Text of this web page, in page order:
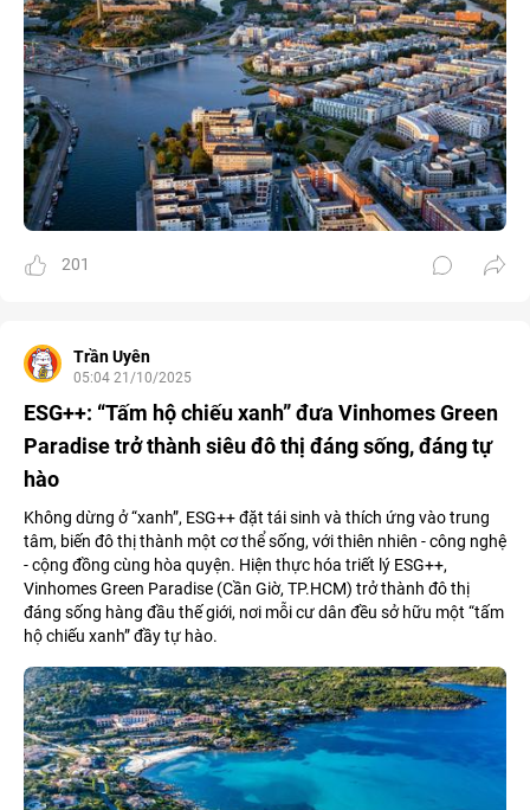
201
Trần Uyên
05:04 21/10/2025
ESG++: “Tấm hộ chiếu xanh” đưa Vinhomes Green
Paradise trở thành siêu đô thị đáng sống, đáng tự
hào
Không dừng ở “xanh”, ESG++ đặt tái sinh và thích ứng vào trung
tâm, biến đô thị thành một cơ thể sống, với thiên nhiên - công nghệ
- cộng đồng cùng hòa quyện. Hiện thực hóa triết lý ESG++,
Vinhomes Green Paradise (Cần Giờ, TP.HCM) trở thành đô thị
đáng sống hàng đầu thế giới, nơi mỗi cư dân đều sở hữu một “tấm
hộ chiếu xanh” đầy tự hào.